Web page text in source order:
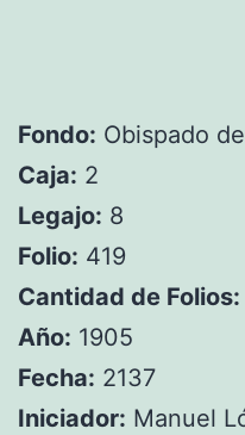
Fondo: Obispado
Caja: 2
Legajo: 8
Folio: 419
Cantidad de Folios:
Año: 1905
Fecha: 2137
Iniciador: Manuel